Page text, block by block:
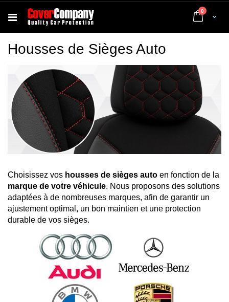
Cart
0 articles
Housses de Sièges Auto
Choisissez vos housses de sièges auto en fonction de la
marque de votre véhicule. Nous proposons des solutions
adaptées à de nombreuses marques, afin de garantir un
ajustement optimal, un bon maintien et une protection
durable de vos sièges.